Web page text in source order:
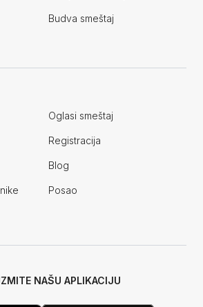
Budva smeštaj
Oglasi smeštaj
Registracija
Blog
Posao
NAŠU APLIKACIJU